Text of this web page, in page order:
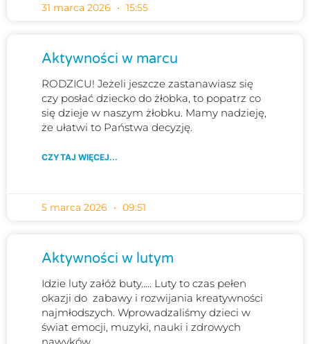
31 marca 2026 15:55
Aktywności w marcu
RODZICU! Jeżeli jeszcze zastanawiasz się
czy posłać dziecko do żłobka, to popatrz co
się dzieje w naszym żłobku. Mamy nadzieję,
że ułatwi to Państwa decyzję.
CZYTAJ WIĘCEJ...
5 marca 2026 09:51
Aktywności w lutym
Idzie luty załóż buty….. Luty to czas pełen
okazji do zabawy i rozwijania kreatywności
najmłodszych. Wprowadzaliśmy dzieci w
świat emocji, muzyki, nauki i zdrowych
nawyków.